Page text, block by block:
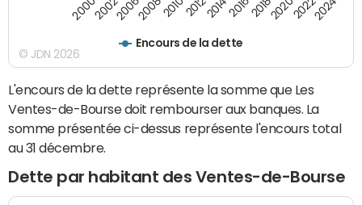
Encours de la dette
200020022006200820102012201420162018202020222024
© JDN 2026
L'encours de la dette représente la somme que Les
Ventes-de-Bourse doit rembourser aux banques. La
somme présentée ci-dessus représente l'encours total
au 31 décembre.
Dette par habitant des Ventes-de-Bourse